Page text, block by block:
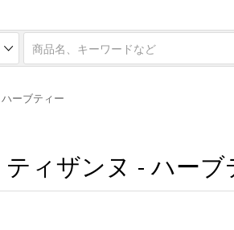
ーブティー
ィザンヌ - ハーブ